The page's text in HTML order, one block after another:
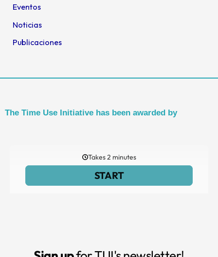
Eventos
Noticias
Publicaciones
The Time Use Initiative has been awarded by